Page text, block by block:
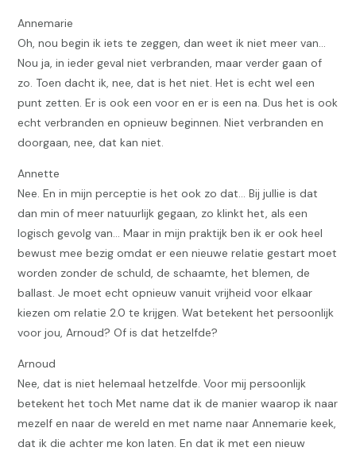
Annemarie
Oh, nou begin ik iets te zeggen, dan weet ik niet meer van…
Nou ja, in ieder geval niet verbranden, maar verder gaan of
zo. Toen dacht ik, nee, dat is het niet. Het is echt wel een
punt zetten. Er is ook een voor en er is een na. Dus het is ook
echt verbranden en opnieuw beginnen. Niet verbranden en
doorgaan, nee, dat kan niet.
Annette
Nee. En in mijn perceptie is het ook zo dat… Bij jullie is dat
dan min of meer natuurlijk gegaan, zo klinkt het, als een
logisch gevolg van… Maar in mijn praktijk ben ik er ook heel
bewust mee bezig omdat er een nieuwe relatie gestart moet
worden zonder de schuld, de schaamte, het blemen, de
ballast. Je moet echt opnieuw vanuit vrijheid voor elkaar
kiezen om relatie 2.0 te krijgen. Wat betekent het persoonlijk
voor jou, Arnoud? Of is dat hetzelfde?
Arnoud
Nee, dat is niet helemaal hetzelfde. Voor mij persoonlijk
betekent het toch Met name dat ik de manier waarop ik naar
mezelf en naar de wereld en met name naar Annemarie keek,
dat ik die achter me kon laten. En dat ik met een nieuw